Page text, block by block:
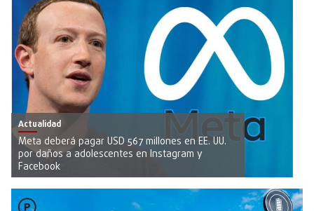
Actualidad
Meta deberá pagar USD 567 millones en EE. UU.
por daños a adolescentes en Instagram y
Facebook